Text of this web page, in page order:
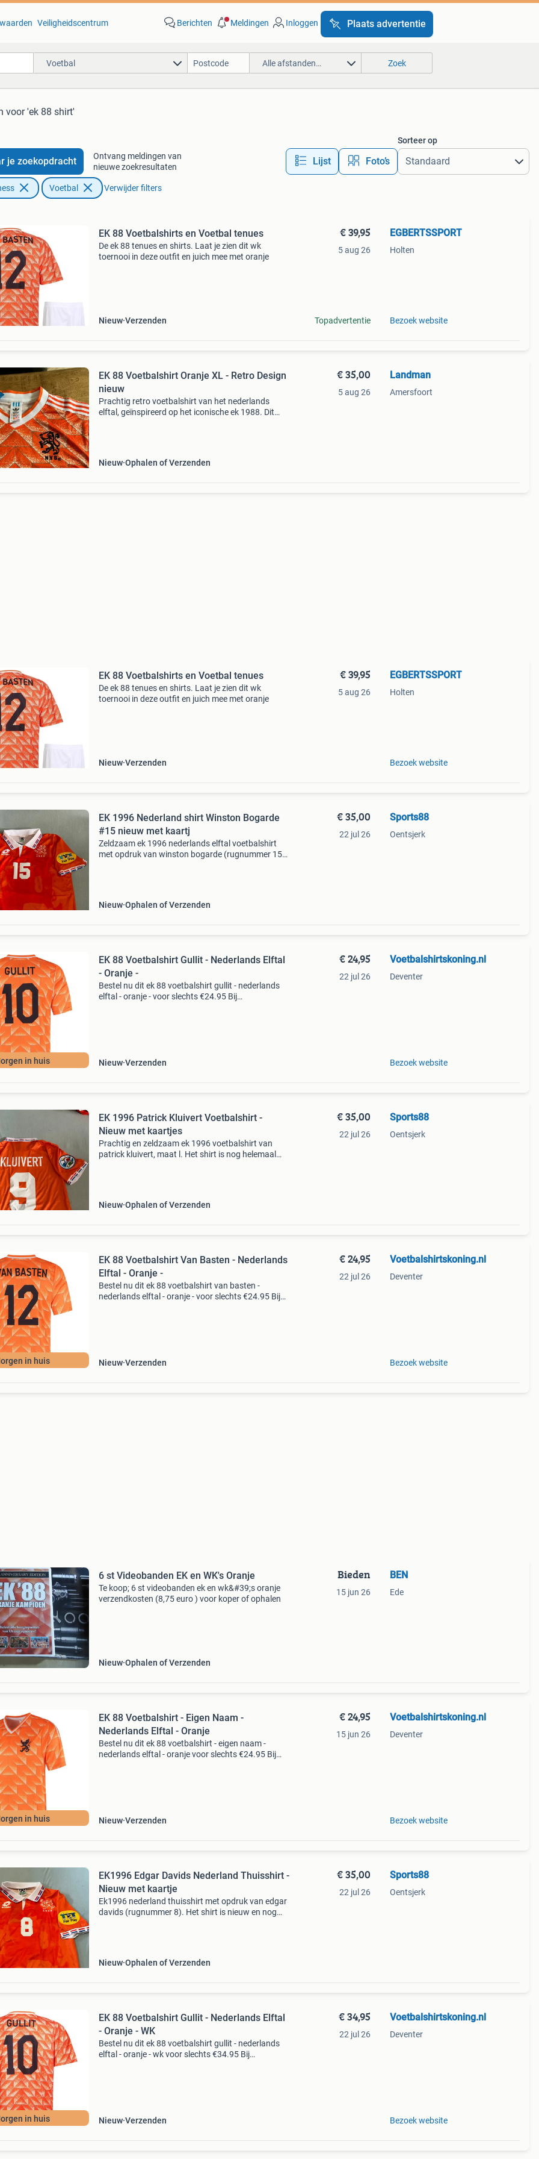
Veiligheidscentrum Berichten Meldingen Inloggen Plaats advertentie
Voetbal Alle afstanden… Zoek
voor 'ek 88 shirt'
je zoekopdracht
Ontvang meldingen van
nieuwe zoekresultaten
Lijst Foto’s
Sorteer op
Voetbal Verwijder filters
EK 88 Voetbalshirts en Voetbal tenues
De ek 88 tenues en shirts. Laat je zien dit wk
toernooi in deze outfit en juich mee met oranje
Nieuw Verzenden
€ 39,95
5 aug 26
Topadvertentie
EGBERTSSPORT
Holten
Bezoek website
EK 88 Voetbalshirt Oranje XL - Retro Design
nieuw
Prachtig retro voetbalshirt van het nederlands
elftal, geïnspireerd op het iconische ek 1988. Dit
Nieuw Ophalen of Verzenden
€ 35,00
5 aug 26
Landman
Amersfoort
EK 88 Voetbalshirts en Voetbal tenues
De ek 88 tenues en shirts. Laat je zien dit wk
toernooi in deze outfit en juich mee met oranje
Nieuw Verzenden
€ 39,95
5 aug 26
EGBERTSSPORT
Holten
Bezoek website
EK 1996 Nederland shirt Winston Bogarde
#15 nieuw met kaartj
Zeldzaam ek 1996 nederlands elftal voetbalshirt
met opdruk van winston bogarde (rugnummer 15).
Nieuw Ophalen of Verzenden
€ 35,00
22 jul 26
Sports88
Oentsjerk
in huis
EK 88 Voetbalshirt Gullit - Nederlands Elftal
- Oranje -
Bestel nu dit ek 88 voetbalshirt gullit - nederlands
elftal - oranje - voor slechts €24.95 Bij
Nieuw Verzenden
€ 24,95
22 jul 26
Voetbalshirtskoning.nl
Deventer
Bezoek website
EK 1996 Patrick Kluivert Voetbalshirt -
Nieuw met kaartjes
Prachtig en zeldzaam ek 1996 voetbalshirt van
patrick kluivert, maat l. Het shirt is nog helemaal
Nieuw Ophalen of Verzenden
€ 35,00
22 jul 26
Sports88
Oentsjerk
in huis
EK 88 Voetbalshirt Van Basten - Nederlands
Elftal - Oranje -
Bestel nu dit ek 88 voetbalshirt van basten -
nederlands elftal - oranje - voor slechts €24.95 Bij
Nieuw Verzenden
€ 24,95
22 jul 26
Voetbalshirtskoning.nl
Deventer
Bezoek website
6 st Videobanden EK en WK's Oranje
Te koop; 6 st videobanden ek en wk&#39;s oranje
verzendkosten (8,75 euro ) voor koper of ophalen
Nieuw Ophalen of Verzenden
Bieden
15 jun 26
BEN
Ede
in huis
EK 88 Voetbalshirt - Eigen Naam -
Nederlands Elftal - Oranje
Bestel nu dit ek 88 voetbalshirt - eigen naam -
nederlands elftal - oranje voor slechts €24.95 Bij
Nieuw Verzenden
€ 24,95
15 jun 26
Voetbalshirtskoning.nl
Deventer
Bezoek website
EK1996 Edgar Davids Nederland Thuisshirt -
Nieuw met kaartje
Ek1996 nederland thuisshirt met opdruk van edgar
davids (rugnummer 8). Het shirt is nieuw en nog
Nieuw Ophalen of Verzenden
€ 35,00
22 jul 26
Sports88
Oentsjerk
in huis
EK 88 Voetbalshirt Gullit - Nederlands Elftal
- Oranje - WK
Bestel nu dit ek 88 voetbalshirt gullit - nederlands
elftal - oranje - wk voor slechts €34.95 Bij
Nieuw Verzenden
€ 34,95
22 jul 26
Voetbalshirtskoning.nl
Deventer
Bezoek website